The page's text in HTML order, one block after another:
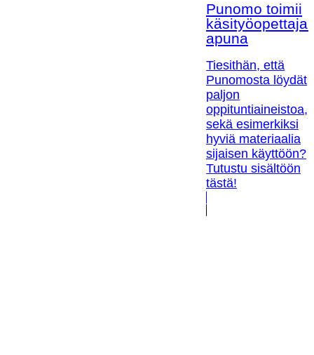
Punomo toimii
apuna
Tiesithän, että
Punomosta löydät
paljon
oppituntiaineistoa,
sekä esimerkiksi
hyviä materiaalia
sijaisen käyttöön?
Tutustu sisältöön
tästä!